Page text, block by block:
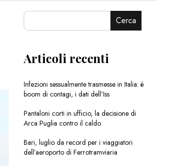
Cerca
Articoli recenti
Infezioni sessualmente trasmesse in Italia: è
boom di contagi, i dati dell’Iss
Pantaloni corti in ufficio, la decisione di
Arca Puglia contro il caldo
Bari, luglio da record per i viaggiatori
dell’aeroporto di Ferrotramviaria